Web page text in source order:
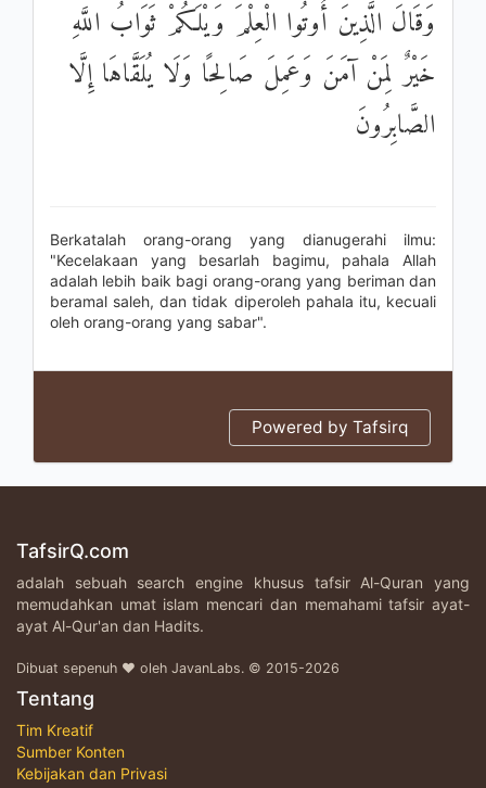
وَقَالَ الَّذِينَ أُوتُوا الْعِلْمَ وَيْلَكُمْ ثَوَابُ اللَّهِ
خَيْرٌ لِمَنْ آمَنَ وَعَمِلَ صَالِحًا وَلَا يُلَقَّاهَا إِلَّا
الصَّابِرُونَ
Berkatalah orang-orang yang dianugerahi ilmu:
"Kecelakaan yang besarlah bagimu, pahala Allah
adalah lebih baik bagi orang-orang yang beriman dan
beramal saleh, dan tidak diperoleh pahala itu, kecuali
oleh orang-orang yang sabar".
Powered by Tafsirq
TafsirQ.com
adalah sebuah search engine khusus tafsir Al-Quran yang
memudahkan umat islam mencari dan memahami tafsir ayat-
ayat Al-Qur'an dan Hadits.
Dibuat sepenuh ♥ oleh JavanLabs. © 2015-2026
Tentang
Tim Kreatif
Sumber Konten
Kebijakan dan Privasi